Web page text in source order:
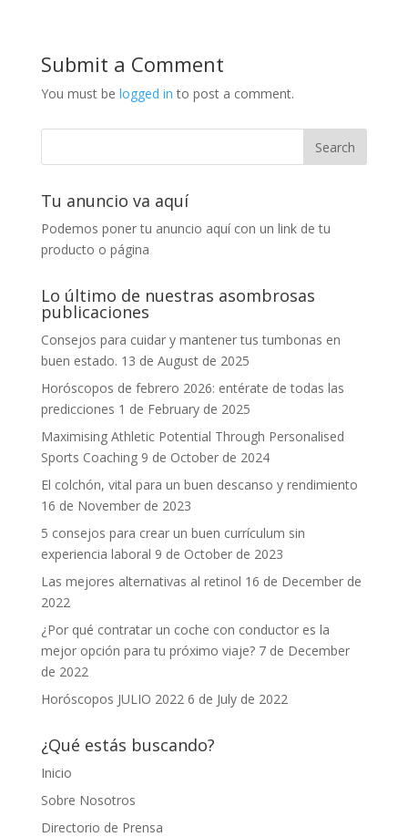
Submit a Comment
You must be logged in to post a comment.
Tu anuncio va aquí
Podemos poner tu anuncio aquí con un link de tu
producto o página
Lo último de nuestras asombrosas
publicaciones
Consejos para cuidar y mantener tus tumbonas en
buen estado. 13 de August de 2025
Horóscopos de febrero 2026: entérate de todas las
predicciones 1 de February de 2025
Maximising Athletic Potential Through Personalised
Sports Coaching 9 de October de 2024
El colchón, vital para un buen descanso y rendimiento
16 de November de 2023
5 consejos para crear un buen currículum sin
experiencia laboral 9 de October de 2023
Las mejores alternativas al retinol 16 de December de
2022
¿Por qué contratar un coche con conductor es la
mejor opción para tu próximo viaje? 7 de December
de 2022
Horóscopos JULIO 2022 6 de July de 2022
¿Qué estás buscando?
Inicio
Sobre Nosotros
Directorio de Prensa